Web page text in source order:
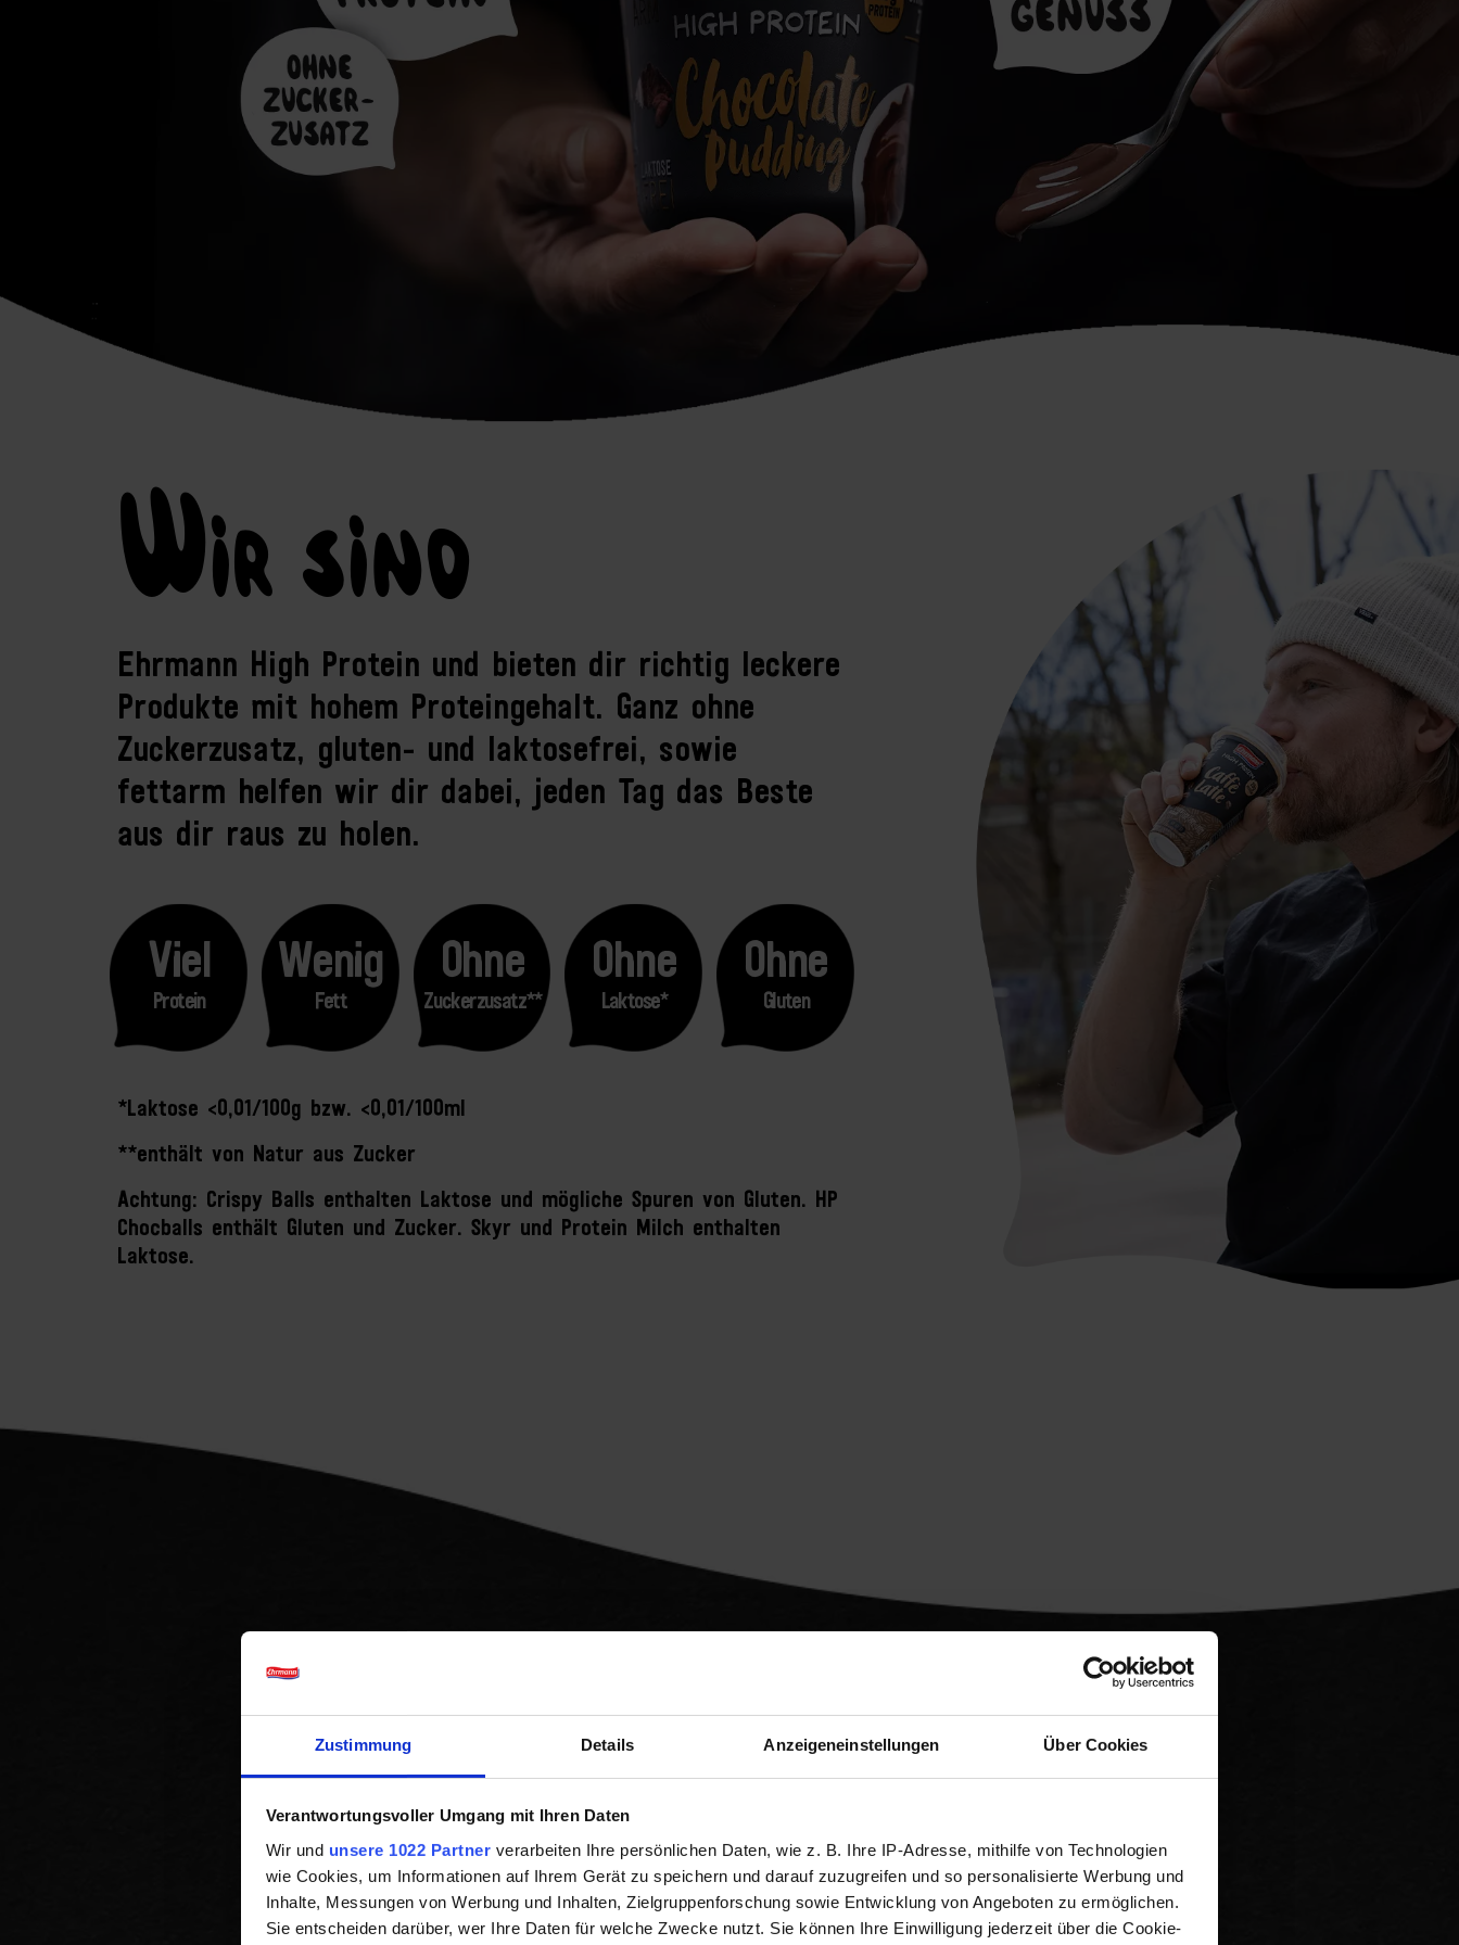
Zustimmung Details Anzeigeneinstellungen Über Cookies
Verantwortungsvoller Umgang mit Ihren Daten
Wir und unsere 1022 Partner verarbeiten Ihre persönlichen Daten, wie z. B. Ihre IP-Adresse, mithilfe von Technologien
wie Cookies, um Informationen auf Ihrem Gerät zu speichern und darauf zuzugreifen und so personalisierte Werbung und
Inhalte, Messungen von Werbung und Inhalten, Zielgruppenforschung sowie Entwicklung von Angeboten zu ermöglichen.
Sie entscheiden darüber, wer Ihre Daten für welche Zwecke nutzt. Sie können Ihre Einwilligung jederzeit über die Cookie-
Wir sind
Ehrmann High Protein und bieten dir richtig leckere
Produkte mit hohem Proteingehalt. Ganz ohne
Zuckerzusatz, gluten- und laktosefrei, sowie
fettarm helfen wir dir dabei, jeden Tag das Beste
aus dir raus zu holen.
Viel
Protein
Wenig
Fett
Ohne
Zuckerzusatz**
Ohne
Laktose*
Ohne
Gluten
*Laktose <0,01/100g bzw. <0,01/100ml
**enthält von Natur aus Zucker
Achtung: Crispy Balls enthalten Laktose und mögliche Spuren von Gluten. HP
Chocballs enthält Gluten und Zucker. Skyr und Protein Milch enthalten
Laktose.
UnserSquad
Nie Langeweile im Protein Regal? Ehrmannsache.